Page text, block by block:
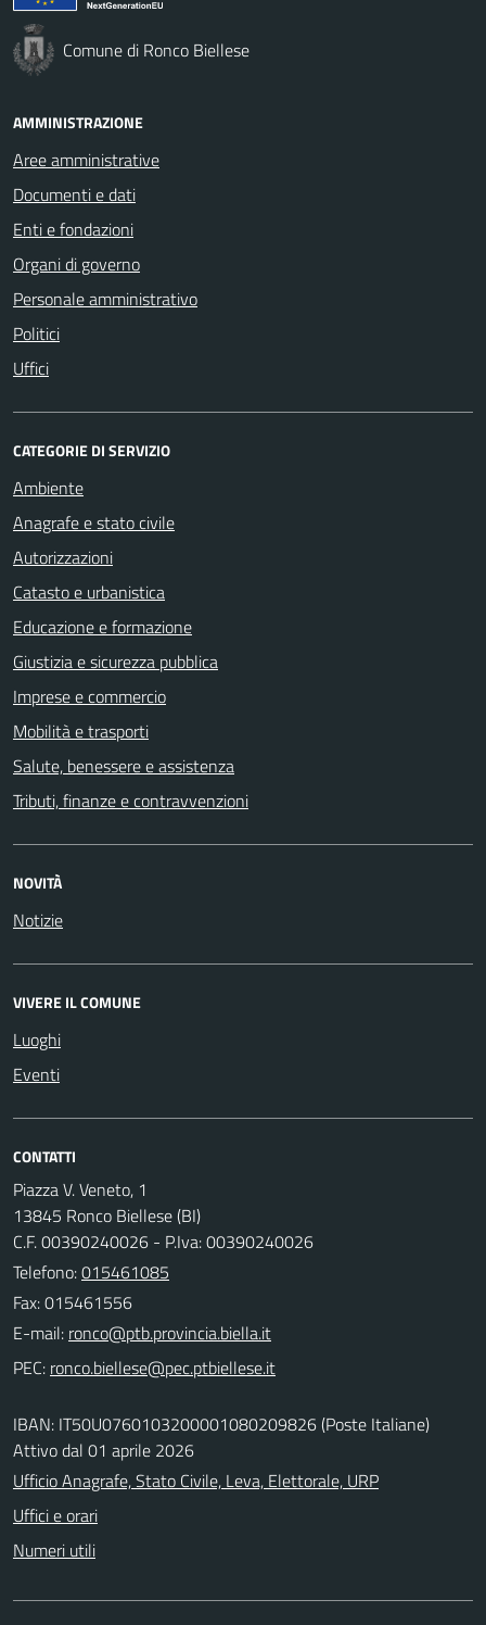
Comune di Ronco Biellese
AMMINISTRAZIONE
Aree amministrative
Documenti e dati
Enti e fondazioni
Organi di governo
Personale amministrativo
Politici
Uffici
CATEGORIE DI SERVIZIO
Ambiente
Anagrafe e stato civile
Autorizzazioni
Catasto e urbanistica
Educazione e formazione
Giustizia e sicurezza pubblica
Imprese e commercio
Mobilità e trasporti
Salute, benessere e assistenza
Tributi, finanze e contravvenzioni
NOVITÀ
Notizie
VIVERE IL COMUNE
Luoghi
Eventi
CONTATTI
Piazza V. Veneto, 1
13845 Ronco Biellese (BI)
C.F. 00390240026 - P.Iva: 00390240026
Telefono:015461085
Fax: 015461556
E-mail:
PEC:
IBAN: IT50U0760103200001080209826 (Poste Italiane)
Attivo dal 01 aprile 2026
Ufficio Anagrafe, Stato Civile, Leva, Elettorale, URP
Uffici e orari
Numeri utili